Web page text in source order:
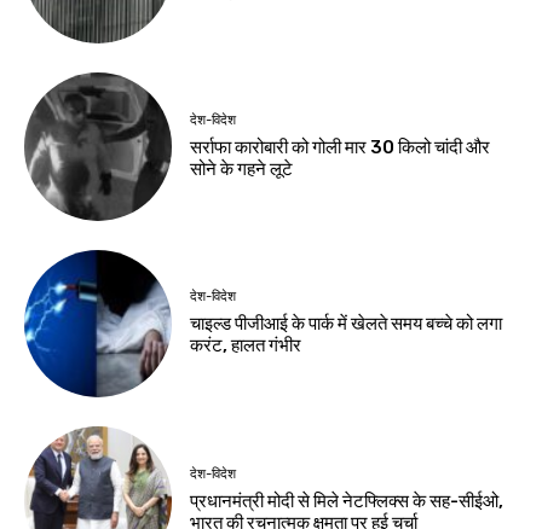
संकल्प, प्रधानमंत्री मोदी
का सुभाषितम्
Birsa Bhumi Live
August 6, 2026
झारखंड न्यूज़
ऑपरेशन सफाया में पुलिस
की बड़ी कार्रवाई, दो देशी
कट्टे और चोरी की बाइक
बरामद
Birsa Bhumi Live -
August 5, 2026